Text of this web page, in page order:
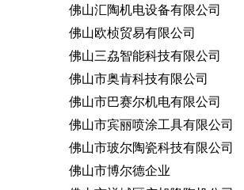
佛山汇陶机电设备有限公司
佛山欧桢贸易有限公司
佛山三劦智能科技有限公司
佛山市奥肯科技有限公司
佛山市巴赛尔机电有限公司
佛山市宾丽喷涂工具有限公司
佛山市玻尔陶瓷科技有限公司
佛山市博尔德企业